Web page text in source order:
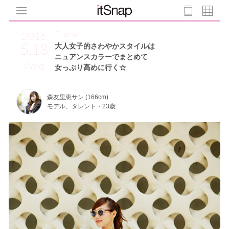
2016
5.18
Wed
大人女子的さわやかスタイルは
ニュアンスカラーでまとめて
女っぷり高めに行く☆
Theme
森友里恵サン (166cm)
モデル、タレント・23歳